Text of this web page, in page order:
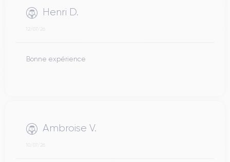
Henri D.
12/07/26
Bonne expérience
Ambroise V.
10/07/26